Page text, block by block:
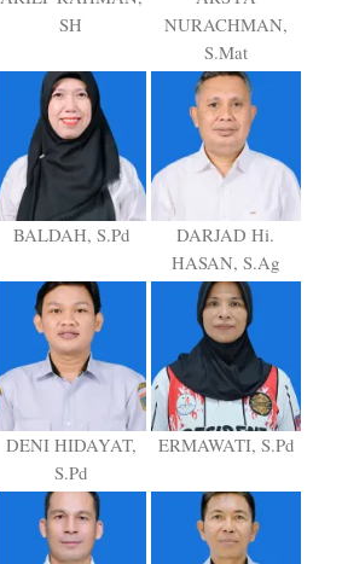
SH
NURACHMAN,
S.Mat
BALDAH, S.Pd
DARJAD Hi.
HASAN, S.Ag
DENI HIDAYAT,
S.Pd
ERMAWATI, S.Pd